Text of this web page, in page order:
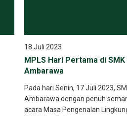
18 Juli 2023
MPLS Hari Pertama di SMK
Ambarawa
Pada hari Senin, 17 Juli 2023,
Ambarawa dengan penuh
acara Masa Pengenalan